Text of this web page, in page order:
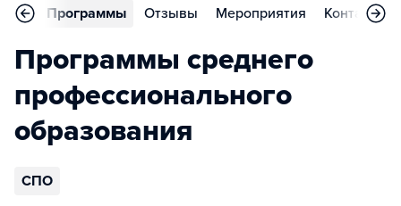
Программы Отзывы Мероприятия Контакты
Программы среднего
профессионального
образования
СПО